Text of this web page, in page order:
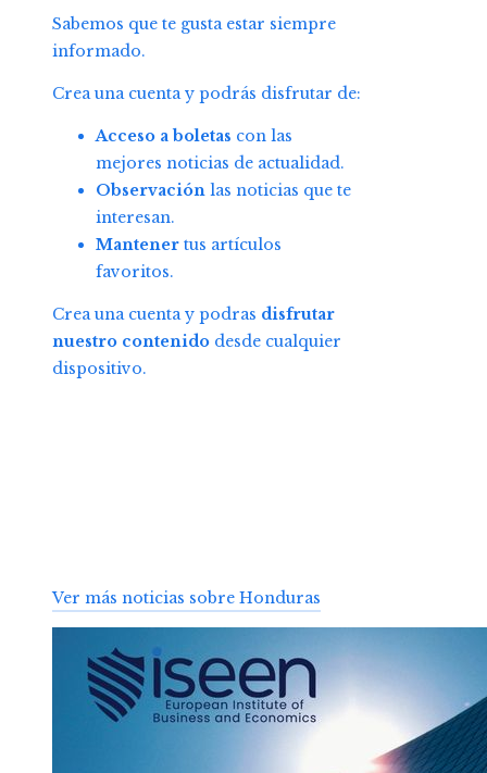
Sabemos que te gusta estar siempre
informado.
Crea una cuenta y podrás disfrutar de:
Acceso a boletas con las
mejores noticias de actualidad.
Observación las noticias que te
interesan.
Mantener tus artículos
favoritos.
Crea una cuenta y podras disfrutar
nuestro contenido desde cualquier
dispositivo.
Ver más noticias sobre Honduras